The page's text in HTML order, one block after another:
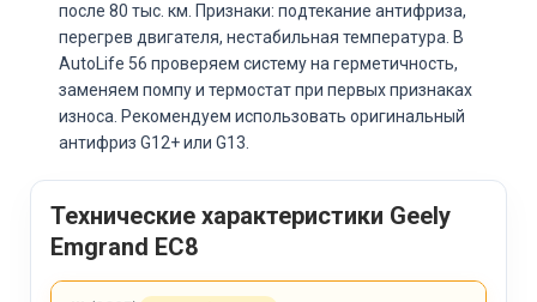
после 80 тыс. км. Признаки: подтекание антифриза,
перегрев двигателя, нестабильная температура. В
AutoLife 56 проверяем систему на герметичность,
заменяем помпу и термостат при первых признаках
износа. Рекомендуем использовать оригинальный
антифриз G12+ или G13.
Технические характеристики Geely
Emgrand EC8